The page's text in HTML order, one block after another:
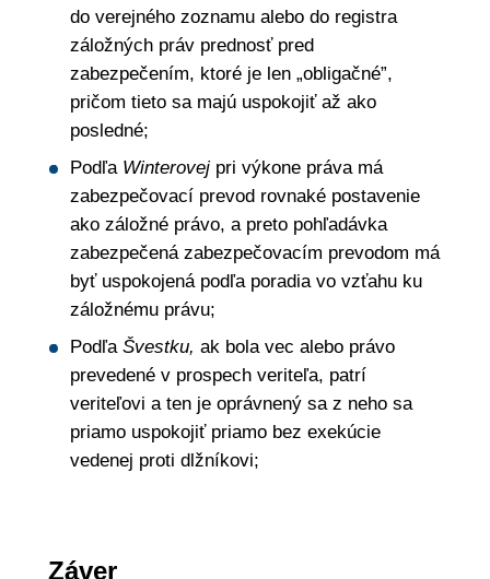
do verejného zoznamu alebo do registra
záložných práv prednosť pred
zabezpečením, ktoré je len „obligačné”,
pričom tieto sa majú uspokojiť až ako
posledné;
Podľa Winterovej pri výkone práva má
zabezpečovací prevod rovnaké postavenie
ako záložné právo, a preto pohľadávka
zabezpečená zabezpečovacím prevodom má
byť uspokojená podľa poradia vo vzťahu ku
záložnému právu;
Podľa Švestku, ak bola vec alebo právo
prevedené v prospech veriteľa, patrí
veriteľovi a ten je oprávnený sa z neho sa
priamo uspokojiť priamo bez exekúcie
vedenej proti dlžníkovi;
Záver